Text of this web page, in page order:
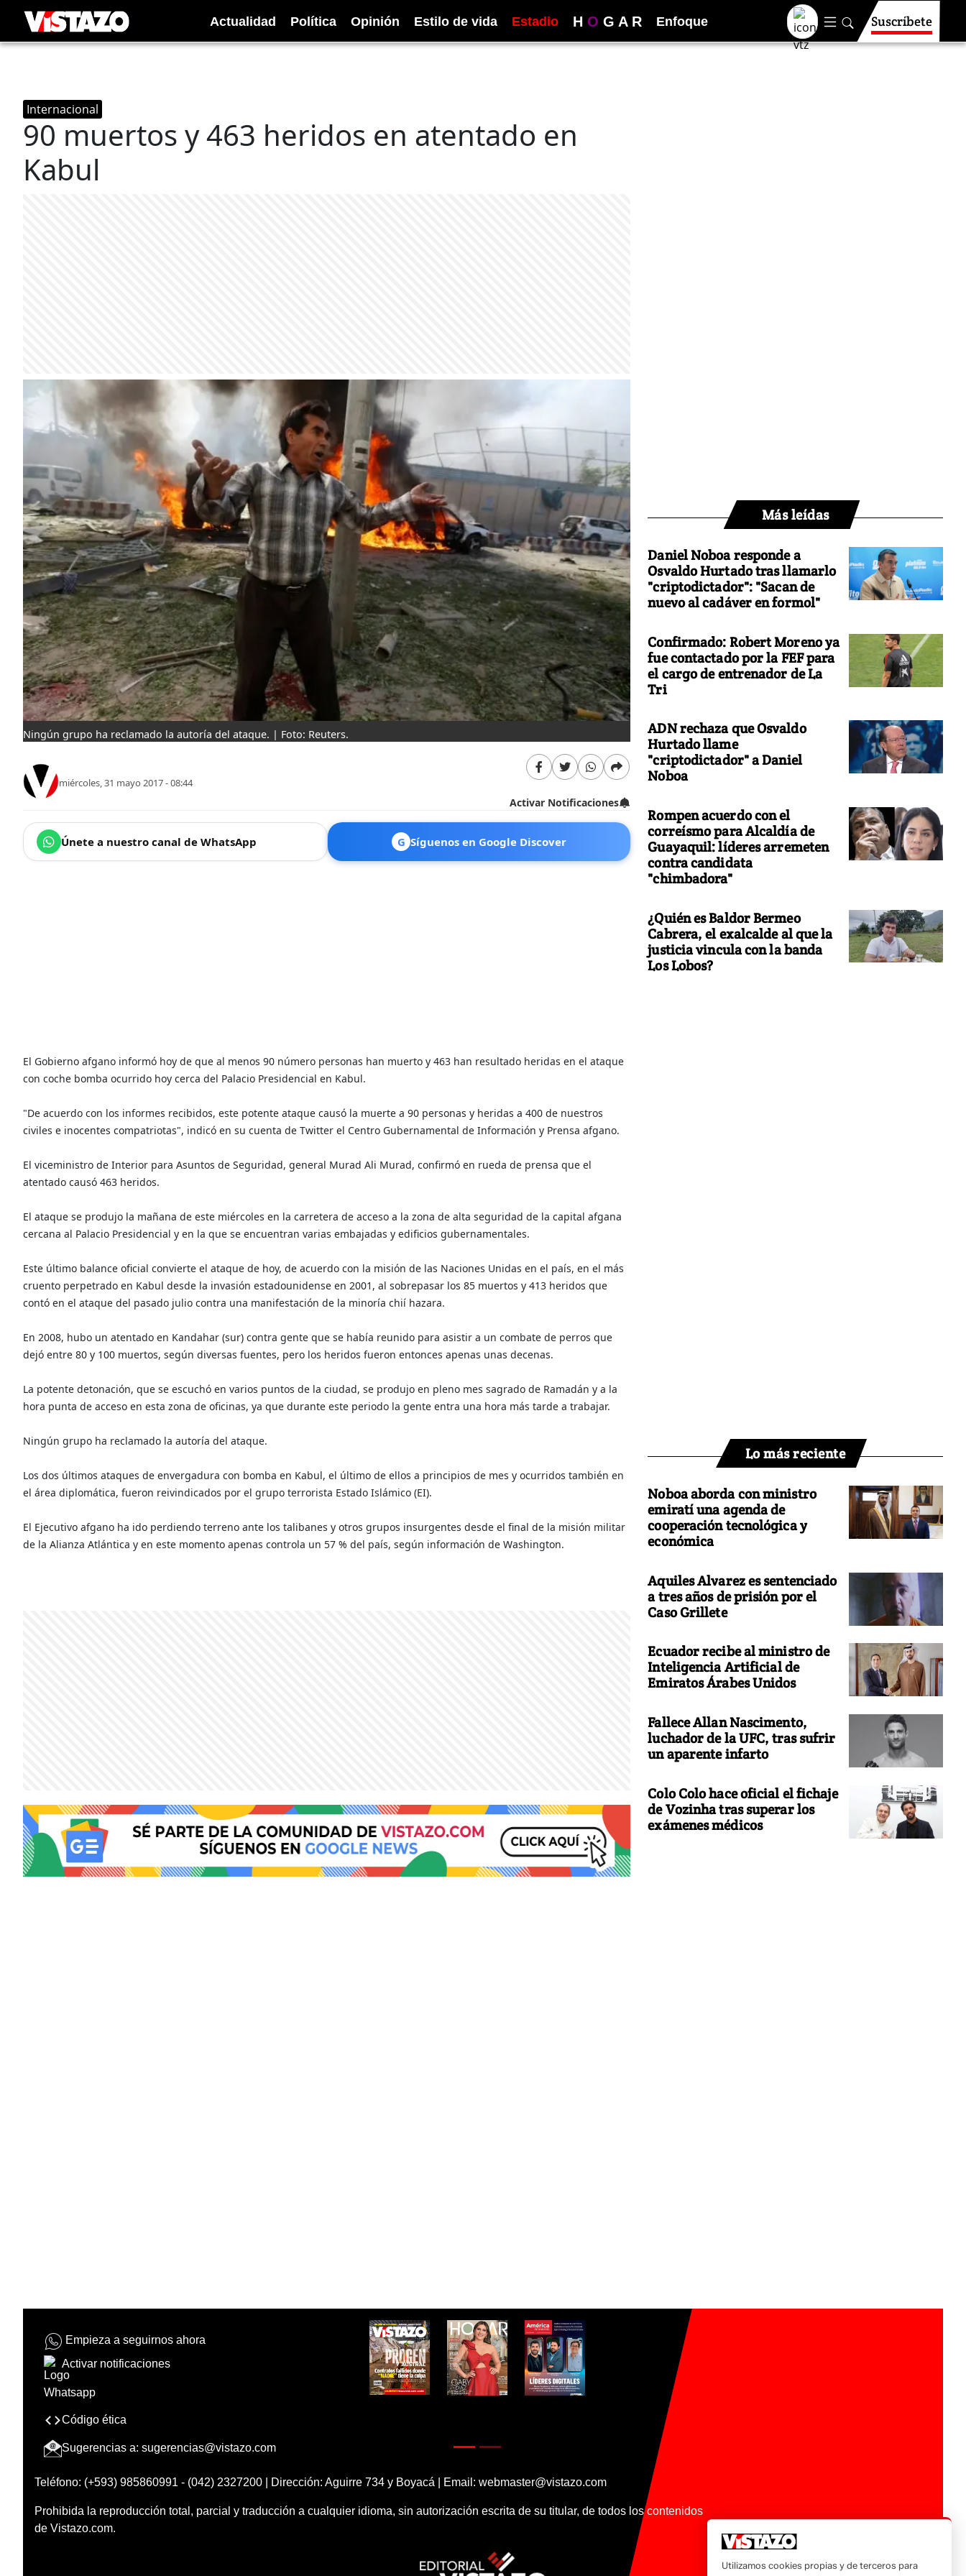
Actualidad Política Opinión Estilo de vida Estadio H O G A R Enfoque Suscríbete
Internacional
90 muertos y 463 heridos en atentado en
Kabul
Ningún grupo ha reclamado la autoría del ataque. | Foto: Reuters.
miércoles, 31 mayo 2017 - 08:44
Activar Notificaciones
Únete a nuestro canal de WhatsApp G Síguenos en Google Discover
El Gobierno afgano informó hoy de que al menos 90 número personas han muerto y 463 han resultado heridas en el ataque
con coche bomba ocurrido hoy cerca del Palacio Presidencial en Kabul.
"De acuerdo con los informes recibidos, este potente ataque causó la muerte a 90 personas y heridas a 400 de nuestros
civiles e inocentes compatriotas", indicó en su cuenta de Twitter el Centro Gubernamental de Información y Prensa afgano.
El viceministro de Interior para Asuntos de Seguridad, general Murad Ali Murad, confirmó en rueda de prensa que el
atentado causó 463 heridos.
El ataque se produjo la mañana de este miércoles en la carretera de acceso a la zona de alta seguridad de la capital afgana
cercana al Palacio Presidencial y en la que se encuentran varias embajadas y edificios gubernamentales.
Este último balance oficial convierte el ataque de hoy, de acuerdo con la misión de las Naciones Unidas en el país, en el más
cruento perpetrado en Kabul desde la invasión estadounidense en 2001, al sobrepasar los 85 muertos y 413 heridos que
contó en el ataque del pasado julio contra una manifestación de la minoría chií hazara.
En 2008, hubo un atentado en Kandahar (sur) contra gente que se había reunido para asistir a un combate de perros que
dejó entre 80 y 100 muertos, según diversas fuentes, pero los heridos fueron entonces apenas unas decenas.
La potente detonación, que se escuchó en varios puntos de la ciudad, se produjo en pleno mes sagrado de Ramadán y a la
hora punta de acceso en esta zona de oficinas, ya que durante este periodo la gente entra una hora más tarde a trabajar.
Ningún grupo ha reclamado la autoría del ataque.
Los dos últimos ataques de envergadura con bomba en Kabul, el último de ellos a principios de mes y ocurridos también en
el área diplomática, fueron reivindicados por el grupo terrorista Estado Islámico (EI).
El Ejecutivo afgano ha ido perdiendo terreno ante los talibanes y otros grupos insurgentes desde el final de la misión militar
de la Alianza Atlántica y en este momento apenas controla un 57 % del país, según información de Washington.
Más leídas
Daniel Noboa responde a
Osvaldo Hurtado tras llamarlo
"criptodictador": "Sacan de
nuevo al cadáver en formol"
Confirmado: Robert Moreno ya
fue contactado por la FEF para
el cargo de entrenador de La
Tri
ADN rechaza que Osvaldo
Hurtado llame
"criptodictador" a Daniel
Noboa
Rompen acuerdo con el
correísmo para Alcaldía de
Guayaquil: líderes arremeten
contra candidata
"chimbadora"
¿Quién es Baldor Bermeo
Cabrera, el exalcalde al que la
justicia vincula con la banda
Los Lobos?
Lo más reciente
Noboa aborda con ministro
emiratí una agenda de
cooperación tecnológica y
económica
Aquiles Alvarez es sentenciado
a tres años de prisión por el
Caso Grillete
Ecuador recibe al ministro de
Inteligencia Artificial de
Emiratos Árabes Unidos
Fallece Allan Nascimento,
luchador de la UFC, tras sufrir
un aparente infarto
Colo Colo hace oficial el fichaje
de Vozinha tras superar los
exámenes médicos
Empieza a seguirnos ahora
Activar notificaciones
Código ética
Sugerencias a: sugerencias@vistazo.com
Teléfono: (+593) 985860991 - (042) 2327200 | Dirección: Aguirre 734 y Boyacá | Email: webmaster@vistazo.com
Prohibida la reproducción total, parcial y traducción a cualquier idioma, sin autorización escrita de su titular, de todos los contenidos
de Vistazo.com.
Utilizamos cookies propias y de terceros para